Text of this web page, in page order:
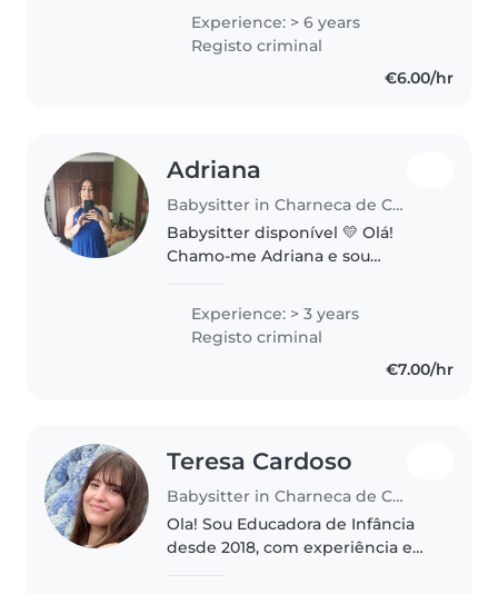
Digital 3D. Tenho experiência no
cuidado de crianças desde muito
nova, graças ao contacto..
Experience: > 6 years
Registo criminal
€6.00/hr
Adriana
Babysitter in Charneca de Caparica
Babysitter disponível 💛 Olá!
Chamo-me Adriana e sou
crianças. Tenho formação na área
da educação e três anos de
experiência no
acompanhamento e cuidado..
Experience: > 3 years
Registo criminal
€7.00/hr
Teresa Cardoso
Babysitter in Charneca de Caparica
Ola! Sou Educadora de Infância
desde 2018, com experiência e